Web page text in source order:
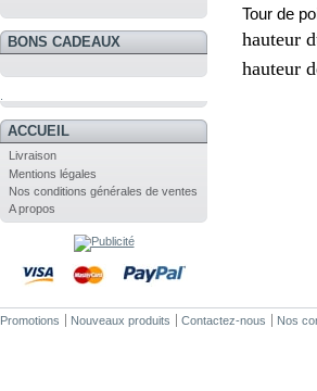
BONS CADEAUX
ACCUEIL
Livraison
Mentions légales
Nos conditions générales de ventes
A propos
Tour de
hauteur
hauteur
Promotions Nouveaux produits Contactez-nous Nos